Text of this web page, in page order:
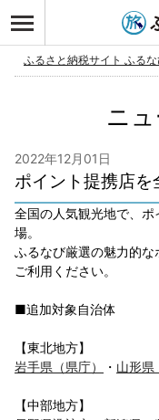
お気
ふるさと納税サイト ふる
ニ
2022年12月01日
ポイント提携店を
全国の人気観光地で、
場。
ふるなび厳選の魅力的
ご利用ください。
■追加対象自治体
【東北地方】
岩手県（県庁）
・ 山形県
【中部地方】